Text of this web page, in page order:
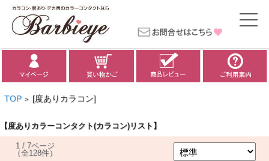
TOP > [度ありカラコン]
【度ありカラーコンタクト(カラコン)リスト】
1 / 7ページ
（全128件）